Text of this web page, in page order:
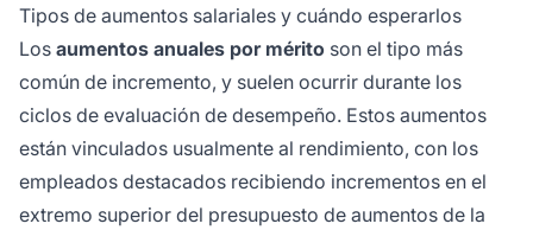
Tipos de aumentos salariales y cuándo esperarlos
Los aumentos anuales por mérito son el tipo más
común de incremento, y suelen ocurrir durante los
ciclos de evaluación de desempeño. Estos aumentos
están vinculados usualmente al rendimiento, con los
empleados destacados recibiendo incrementos en el
extremo superior del presupuesto de aumentos de la